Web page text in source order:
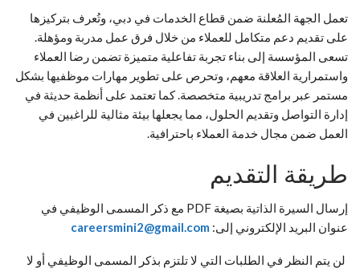
تعمل الجهة المُعلنة ضمن قطاع الخدمات في دبي، وتُعرف بتركيزها
على تقديم دعم متكامل للعملاء من خلال فرق عمل مدربة ومؤهلة.
تسعى المؤسسة إلى بناء تجربة تفاعلية متميزة تضمن رضا العملاء
واستمرارية العلاقة معهم، وتحرص على تطوير مهارات موظفيها بشكل
مستمر عبر برامج تدريبية متخصصة. كما تعتمد على أنظمة حديثة في
إدارة التواصل وتقديم الحلول، مما يجعلها بيئة مثالية للراغبين في
العمل ضمن مجال خدمة العملاء باحترافية.
طريقة التقديم
إرسال السيرة الذاتية بصيغة PDF مع ذكر المسمى الوظيفي في
عنوان البريد الإلكتروني إلى: careersmini2@gmail.com
لن يتم النظر في الطلبات التي لا تلتزم بذكر المسمى الوظيفي أو لا